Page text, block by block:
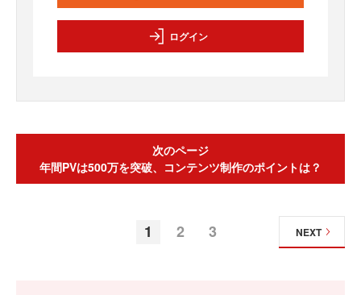
ログイン
次のページ
年間PVは500万を突破、コンテンツ制作のポイントは？
1 2 3 NEXT